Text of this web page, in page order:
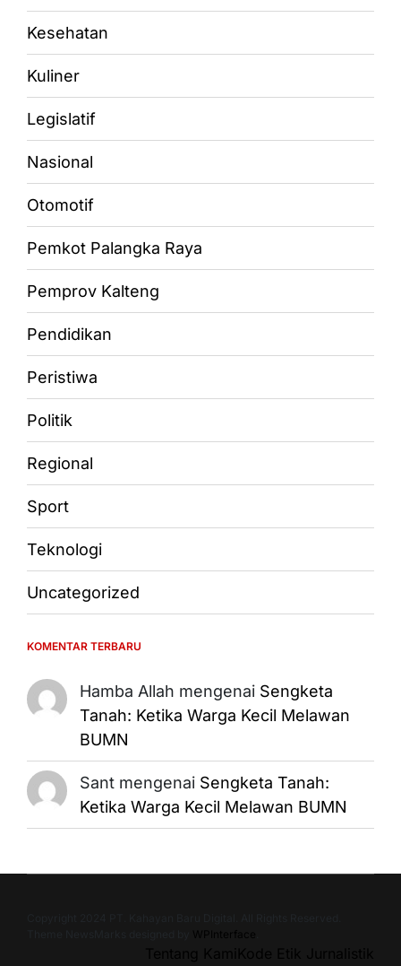
Kesehatan
Kuliner
Legislatif
Nasional
Otomotif
Pemkot Palangka Raya
Pemprov Kalteng
Pendidikan
Peristiwa
Politik
Regional
Sport
Teknologi
Uncategorized
KOMENTAR TERBARU
Hamba Allah mengenai Sengketa
Tanah: Ketika Warga Kecil Melawan
BUMN
Santmengenai Sengketa Tanah:
Ketika Warga Kecil Melawan BUMN